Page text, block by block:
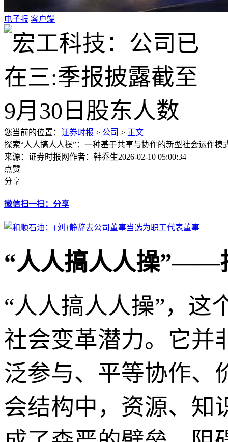
电子报 客户端
您当前的位置： 证券时报 > 公司 > 正文
探索“人人搞人人操”：一种基于共享与协作的新型社会运作模
来源：证券时报网作者：韩乔生2026-02-10 05:00:34
点赞
分享
微信扫一扫：分享
“人人搞人人操”——
“人人搞人人操”，这
社会变革潜力。它并
泛参与、平等协作、
会结构中，资源、知